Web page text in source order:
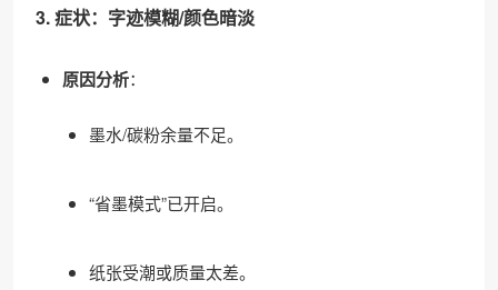
3. 症状：字迹模糊/颜色暗淡
原因分析：
墨水/碳粉余量不足。
“省墨模式”已开启。
纸张受潮或质量太差。